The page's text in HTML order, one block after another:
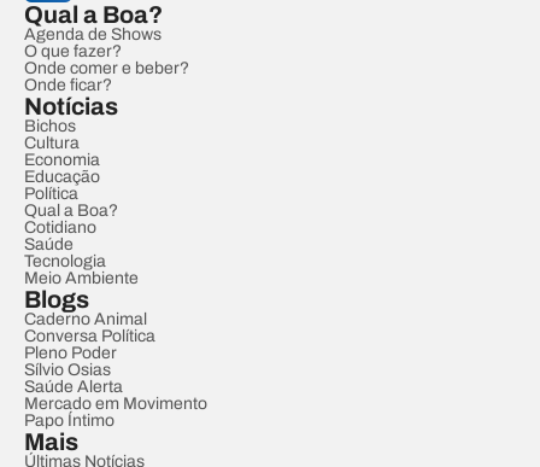
Qual a Boa?
Agenda de Shows
O que fazer?
Onde comer e beber?
Onde ficar?
Notícias
Bichos
Cultura
Economia
Educação
Política
Qual a Boa?
Cotidiano
Saúde
Tecnologia
Meio Ambiente
Blogs
Caderno Animal
Conversa Política
Pleno Poder
Sílvio Osias
Saúde Alerta
Mercado em Movimento
Papo Íntimo
Mais
Últimas Notícias